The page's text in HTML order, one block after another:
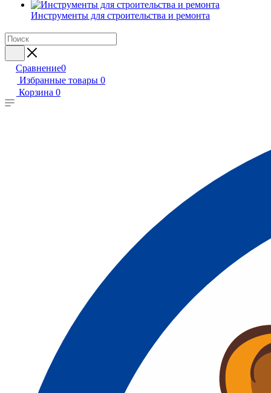
Инструменты для строительства и ремонта
Сравнение0
Избранные товары 0
Корзина 0